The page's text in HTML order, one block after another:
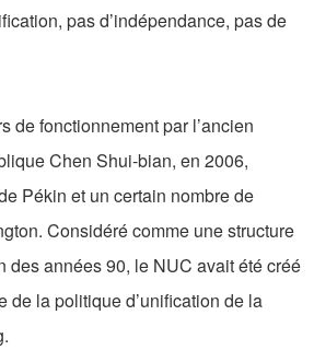
pas d’indépendance, pas de
de fonctionnement par l’ancien
Chen Shui-bian, en 2006,
Pékin et un certain nombre de
Considéré comme une structure
des années 90, le NUC avait été créé
de la politique d’unification de la